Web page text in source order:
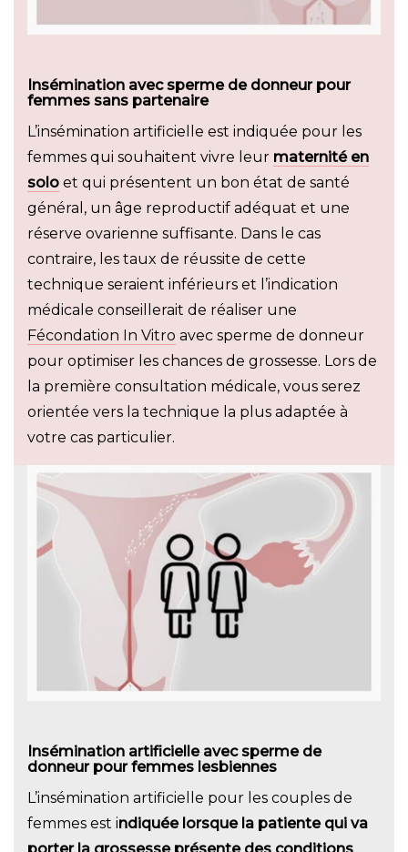
Insémination avec sperme de donneur pour
femmes sans partenaire
L’insémination artificielle est indiquée pour les
femmes qui souhaitent vivre leur maternité en
solo et qui présentent un bon état de santé
général, un âge reproductif adéquat et une
réserve ovarienne suffisante. Dans le cas
contraire, les taux de réussite de cette
technique seraient inférieurs et l’indication
médicale conseillerait de réaliser une
Fécondation In Vitro avec sperme de donneur
pour optimiser les chances de grossesse. Lors de
la première consultation médicale, vous serez
orientée vers la technique la plus adaptée à
votre cas particulier.
Insémination artificielle avec sperme de
donneur pour femmes lesbiennes
L’insémination artificielle pour les couples de
femmes est indiquée lorsque la patiente qui va
porter la grossesse présente des conditions